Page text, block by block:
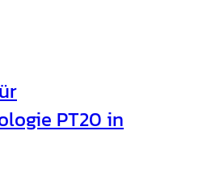
PT20 in